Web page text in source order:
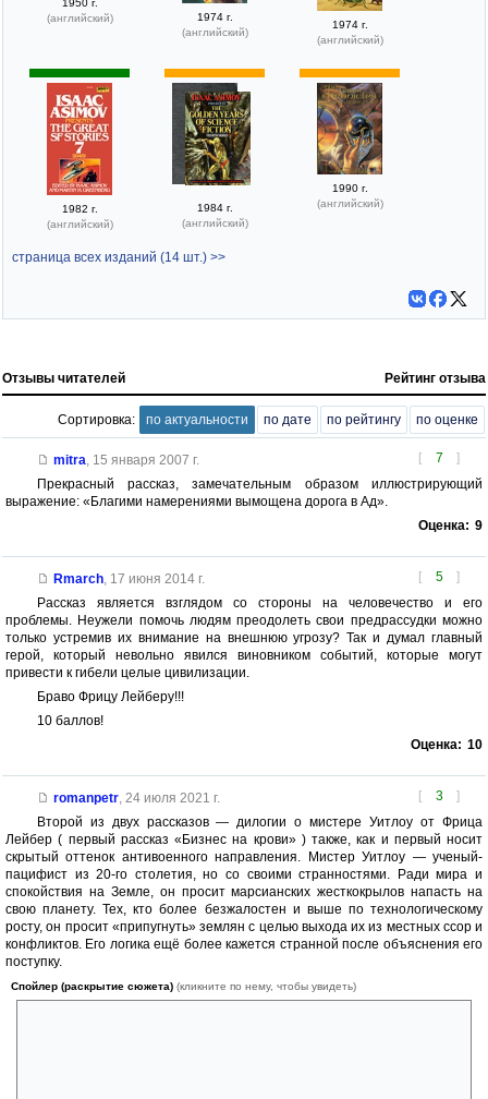
1950 г.
(английский)
1974 г.
(английский)
1974 г.
(английский)
1982 г.
(английский)
1984 г.
(английский)
1990 г.
(английский)
страница всех изданий (14 шт.) >>
Отзывы читателей Рейтинг отзыва
Сортировка: по актуальности по дате по рейтингу по оценке
[ 7 ]
mitra, 15 января 2007 г.
Прекрасный рассказ, замечательным образом иллюстрирующий
выражение: «Благими намерениями вымощена дорога в Ад».
Оценка: 9
[ 5 ]
Rmarch, 17 июня 2014 г.
Рассказ является взглядом со стороны на человечество и его
проблемы. Неужели помочь людям преодолеть свои предрассудки можно
только устремив их внимание на внешнюю угрозу? Так и думал главный
герой, который невольно явился виновником событий, которые могут
привести к гибели целые цивилизации.
Браво Фрицу Лейберу!!!
10 баллов!
Оценка: 10
[ 3 ]
romanpetr, 24 июля 2021 г.
Второй из двух рассказов — дилогии о мистере Уитлоу от Фрица
Лейбер ( первый рассказ «Бизнес на крови» ) также, как и первый носит
скрытый оттенок антивоенного направления. Мистер Уитлоу — ученый-
пацифист из 20-го столетия, но со своими странностями. Ради мира и
спокойствия на Земле, он просит марсианских жесткокрылов напасть на
свою планету. Тех, кто более безжалостен и выше по технологическому
росту, он просит «припугнуть» землян с целью выхода их из местных ссор и
конфликтов. Его логика ещё более кажется странной после объяснения его
поступку.
Спойлер (раскрытие сюжета) (кликните по нему, чтобы увидеть)